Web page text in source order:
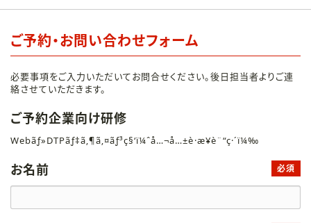
ご予約・お問い合わせフォーム
必要事項をご入力いただいてお問合せください。後日担当者よりご連
絡させていただきます。
ご予約企業向け研修
Webãƒ»DTPãƒ‡ã‚¶ã‚¤ãƒ³ç§‘ï¼ˆå…¬å…±è·æ¥­è¨“ç·´ï¼‰
お名前 必須